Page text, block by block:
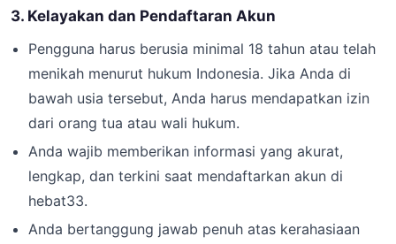
3. Kelayakan dan Pendaftaran Akun
Pengguna harus berusia minimal 18 tahun atau telah
menikah menurut hukum Indonesia. Jika Anda di
bawah usia tersebut, Anda harus mendapatkan izin
dari orang tua atau wali hukum.
Anda wajib memberikan informasi yang akurat,
lengkap, dan terkini saat mendaftarkan akun di
hebat33.
Anda bertanggung jawab penuh atas kerahasiaan